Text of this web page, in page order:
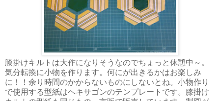
膝掛けキルトは大作になりそうなのでちょっと休憩中～。
気分転換に小物を作ります。何にが出きるかはお楽しみ
に！！余り時間のかからないものにしないとね。小物作り
で使用する型紙はヘキサゴンのテンプレートです。膝掛け